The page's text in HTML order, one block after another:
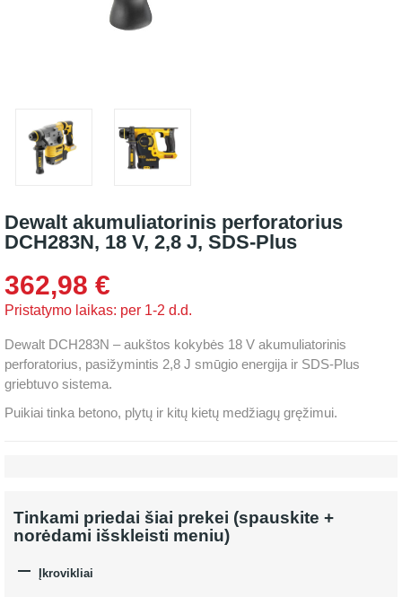
Dewalt akumuliatorinis perforatorius
DCH283N, 18 V, 2,8 J, SDS-Plus
362,98 €
Pristatymo laikas: per 1-2 d.d.
Dewalt DCH283N – aukštos kokybės 18 V akumuliatorinis
perforatorius, pasižymintis 2,8 J smūgio energija ir SDS-Plus
griebtuvo sistema.
Puikiai tinka betono, plytų ir kitų kietų medžiagų gręžimui.
Tinkami priedai šiai prekei (spauskite +
norėdami išskleisti meniu)
 Įkrovikliai